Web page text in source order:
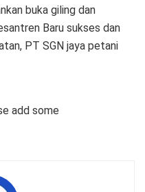
buka giling dan
Baru sukses dan
PT SGN jaya petani
add some